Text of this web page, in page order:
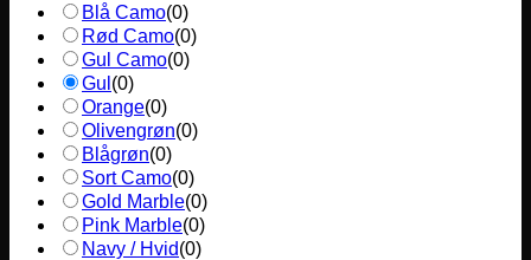
Blå Camo(0)
Rød Camo(0)
Gul Camo(0)
Gul (0)
Orange(0)
Olivengrøn(0)
Blågrøn(0)
Sort Camo(0)
Gold Marble(0)
Pink Marble(0)
Navy / Hvid(0)